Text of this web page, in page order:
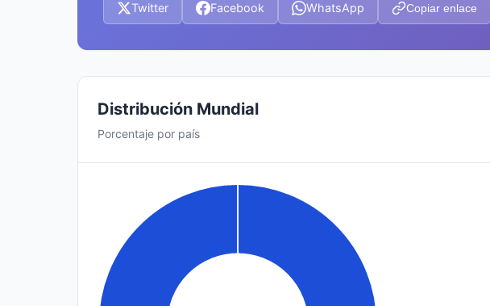
Twitter Facebook WhatsApp Copiar enlace
Distribución Mundial
Porcentaje por país